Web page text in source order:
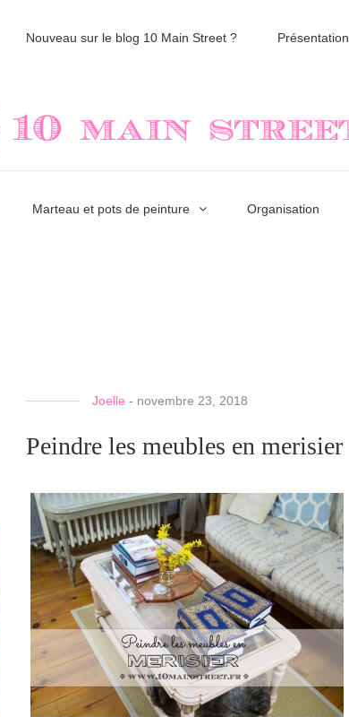
Nouveau sur le blog 10 Main Street ? Présentation
Marteau et pots de peinture Organisation
Joelle - novembre 23, 2018
Peindre les meubles en merisier